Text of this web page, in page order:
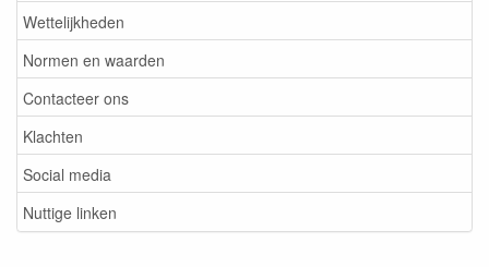
Wettelijkheden
Normen en waarden
Contacteer ons
Klachten
Social media
Nuttige linken